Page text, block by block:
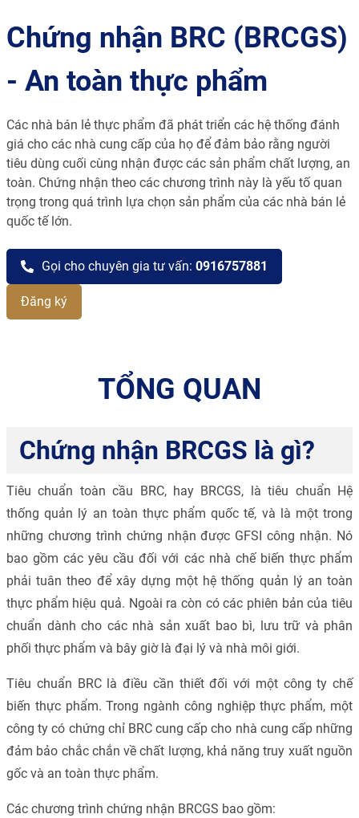
Chứng nhận BRC (BRCGS)
- An toàn thực phẩm
Các nhà bán lẻ thực phẩm đã phát triển các hệ thống đánh
giá cho các nhà cung cấp của họ để đảm bảo rằng người
tiêu dùng cuối cùng nhận được các sản phẩm chất lượng, an
toàn. Chứng nhận theo các chương trình này là yếu tố quan
trọng trong quá trình lựa chọn sản phẩm của các nhà bán lẻ
quốc tế lớn.
Gọi cho chuyên gia tư vấn: 0916757881
Đăng ký
TỔNG QUAN
Chứng nhận BRCGS là gì?
Tiêu chuẩn toàn cầu BRC, hay BRCGS, là tiêu chuẩn Hệ
thống quản lý an toàn thực phẩm quốc tế, và là một trong
những chương trình chứng nhận được GFSI công nhận. Nó
bao gồm các yêu cầu đối với các nhà chế biến thực phẩm
phải tuân theo để xây dựng một hệ thống quản lý an toàn
thực phẩm hiệu quả. Ngoài ra còn có các phiên bản của tiêu
chuẩn dành cho các nhà sản xuất bao bì, lưu trữ và phân
phối thực phẩm và bây giờ là đại lý và nhà môi giới.
Tiêu chuẩn BRC là điều cần thiết đối với một công ty chế
biến thực phẩm. Trong ngành công nghiệp thực phẩm, một
công ty có chứng chỉ BRC cung cấp cho nhà cung cấp những
đảm bảo chắc chắn về chất lượng, khả năng truy xuất nguồn
gốc và an toàn thực phẩm.
Các chương trình chứng nhận BRCGS bao gồm: